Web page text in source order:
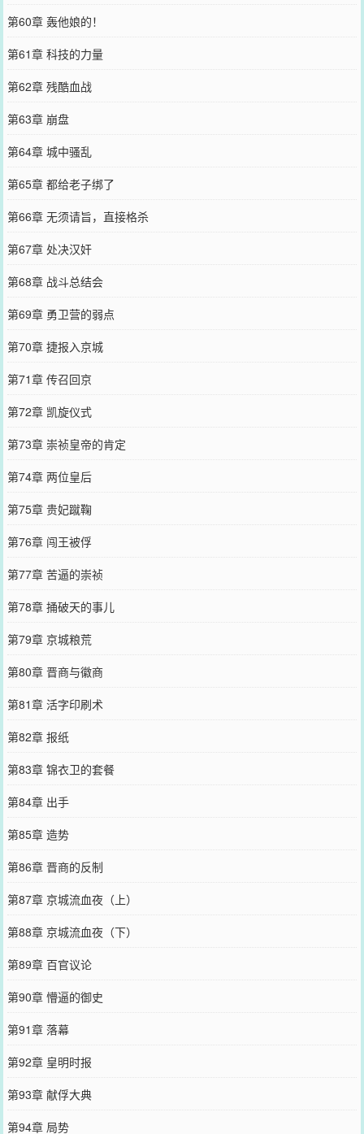
第60章 轰他娘的！
第61章 科技的力量
第62章 残酷血战
第63章 崩盘
第64章 城中骚乱
第65章 都给老子绑了
第66章 无须请旨，直接格杀
第67章 处决汉奸
第68章 战斗总结会
第69章 勇卫营的弱点
第70章 捷报入京城
第71章 传召回京
第72章 凯旋仪式
第73章 崇祯皇帝的肯定
第74章 两位皇后
第75章 贵妃蹴鞠
第76章 闯王被俘
第77章 苦逼的崇祯
第78章 捅破天的事儿
第79章 京城粮荒
第80章 晋商与徽商
第81章 活字印刷术
第82章 报纸
第83章 锦衣卫的套餐
第84章 出手
第85章 造势
第86章 晋商的反制
第87章 京城流血夜（上）
第88章 京城流血夜（下）
第89章 百官议论
第90章 懵逼的御史
第91章 落幕
第92章 皇明时报
第93章 献俘大典
第94章 局势